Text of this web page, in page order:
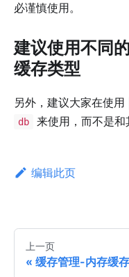
必谨慎使用。
建议使用不同的
缓存类型
另外，建议大家在使用
db 来使用，而不是
编辑此页
上一页
缓存管理-内存缓存